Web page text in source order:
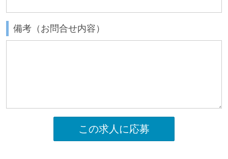
備考（お問合せ内容）
この求人に応募